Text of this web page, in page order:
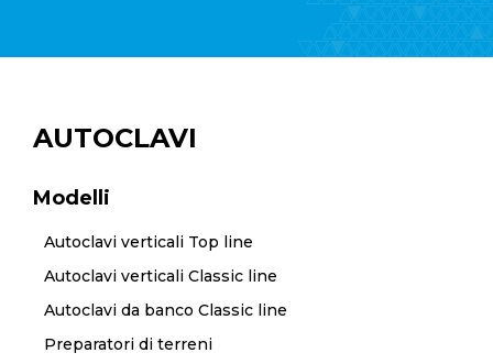
AUTOCLAVI
Modelli
Autoclavi verticali Top line
Autoclavi verticali Classic line
Autoclavi da banco Classic line
Preparatori di terreni